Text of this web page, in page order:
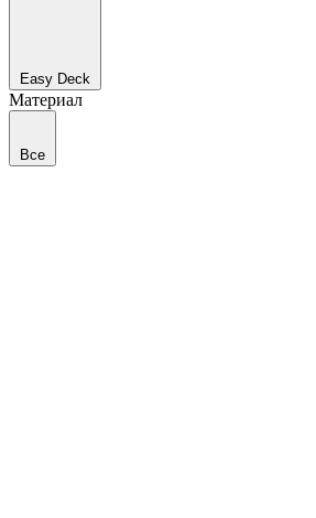
Easy Deck
Материал
Все